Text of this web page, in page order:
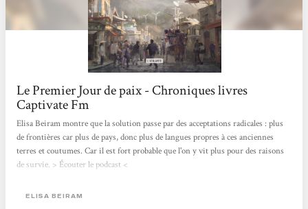
Le Premier Jour de paix - Chroniques livres
Captivate Fm
Elisa Beiram montre que la solution passe par des acceptations radicales : plus
de frontières car plus de pays, donc plus de langues propres à ces anciennes
terres et coutumes. Car il est fort probable que l'on y vit plus pour des raisons
de survie. > Écouter le podcast <
ELISA BEIRAM